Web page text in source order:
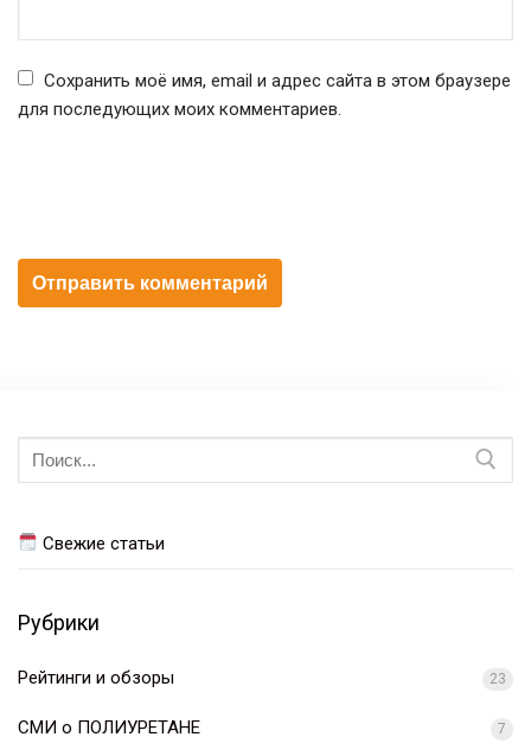
Сохранить моё имя, email и адрес сайта в этом браузере
для последующих моих комментариев.
Искать:
Свежие статьи
Рубрики
Рейтинги и обзоры 23
СМИ о ПОЛИУРЕТАНЕ 7